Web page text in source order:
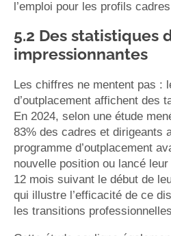
l’emploi pour les profils
5.2 Des statistiques
impressionnantes
Les chiffres ne mentent pas :
d’outplacement affichent des
En 2024, selon une étude
83% des cadres et dirigeants
programme d’outplacement
nouvelle position ou lancé
12 mois suivant le début de
qui illustre l’efficacité de ce
les transitions